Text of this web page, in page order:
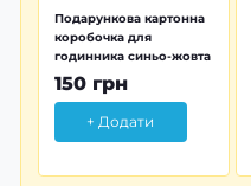
Подарункова картонна
коробочка для
годинника синьо-жовта
150 грн
+ Додати